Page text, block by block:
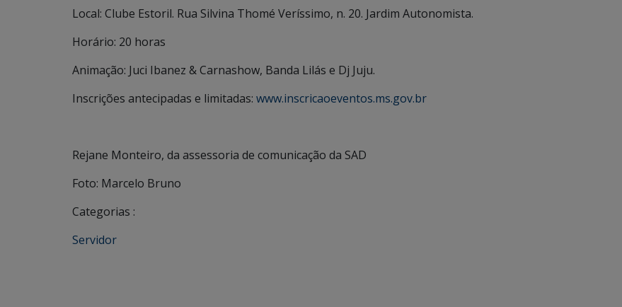
Local: Clube Estoril. Rua Silvina Thomé Veríssimo, n. 20. Jardim Autonomista.
Horário: 20 horas
Animação: Juci Ibanez & Carnashow, Banda Lilás e Dj Juju.
Inscrições antecipadas e limitadas: www.inscricaoeventos.ms.gov.br
Rejane Monteiro, da assessoria de comunicação da SAD
Foto: Marcelo Bruno
Categorias :
Servidor